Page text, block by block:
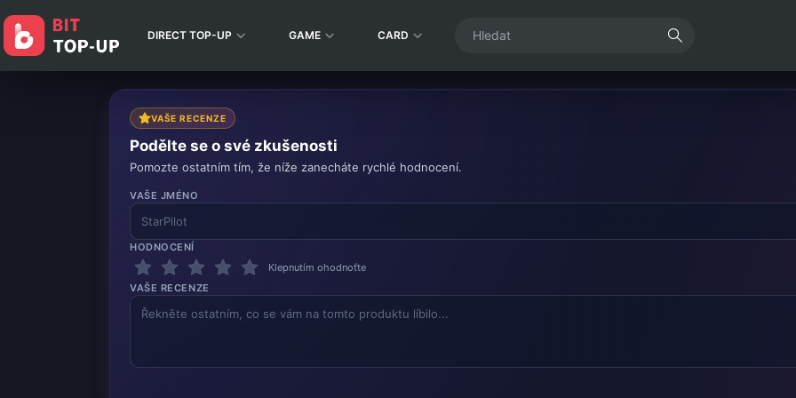
DIRECT TOP-UP GAME CARD
VAŠE RECENZE
Podělte se o své zkušenosti
Pomozte ostatním tím, že níže zanecháte rychlé hodnocení.
VAŠE JMÉNO
HODNOCENÍ
Klepnutím ohodnoťte
VAŠE RECENZE